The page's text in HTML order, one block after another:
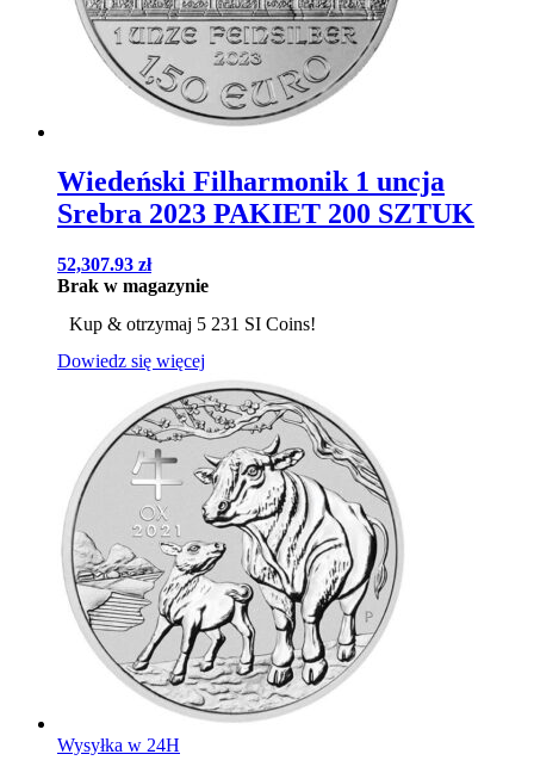
Wiedeński Filharmonik 1 uncja
Srebra 2023 PAKIET 200 SZTUK
52,307.93 zł
Brak w magazynie
Kup & otrzymaj 5 231 SI Coins!
Dowiedz się więcej
Wysyłka w 24H